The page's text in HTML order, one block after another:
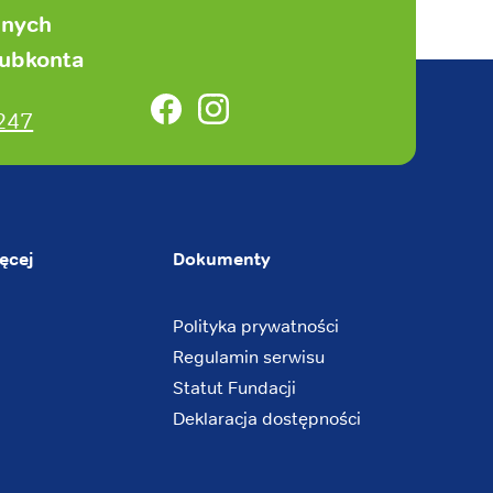
FacebookInstagram
Dokumenty
Polityka prywatności
Regulamin serwisu
Statut Fundacji
Deklaracja dostępności